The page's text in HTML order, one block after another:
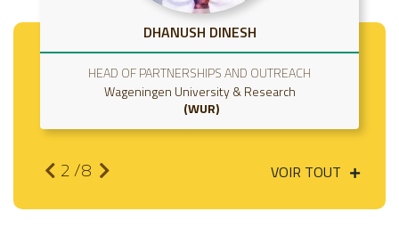
DHANUSH DINESH
HEAD OF PARTNERSHIPS AND OUTREACH
Wageningen University & Research
WUR
2/8 VOIR TOUT